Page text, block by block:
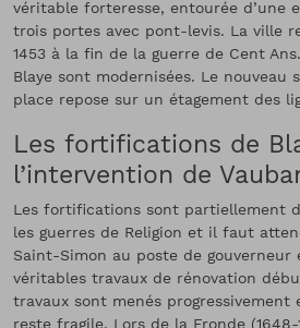
véritable forteresse, entourée d’une
trois portes avec pont-levis. La ville
1453 à la fin de la guerre de Cent
Blaye sont modernisées. Le nouveau
place repose sur un étagement des
Les fortifications de
l’intervention de
Les fortifications sont partiellement
les guerres de Religion et il faut
Saint-Simon au poste de gouverneur
véritables travaux de rénovation
travaux sont menés progressivement
reste fragile. Lors de la Fronde